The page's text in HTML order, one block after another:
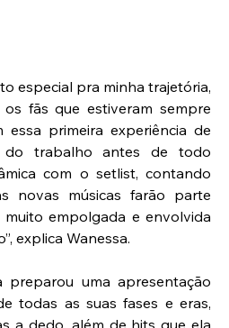
especial pra minha trajetória,
fãs que estiveram sempre
essa primeira experiência de
do trabalho antes de todo
com o setlist, contando
novas músicas farão parte
empolgada e envolvida
explica Wanessa.
preparou uma apresentação
todas as suas fases e eras,
a dedo, além de hits que ela